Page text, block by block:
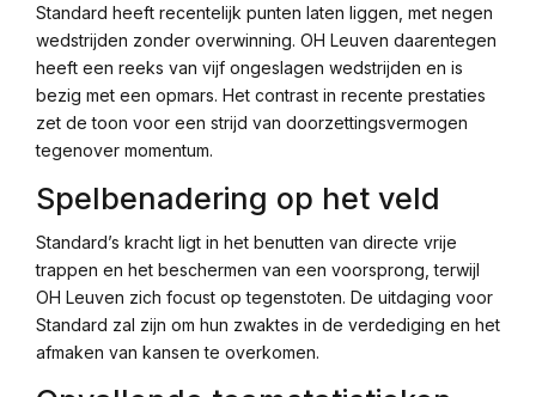
Standard heeft recentelijk punten laten liggen, met negen
wedstrijden zonder overwinning. OH Leuven daarentegen
heeft een reeks van vijf ongeslagen wedstrijden en is
bezig met een opmars. Het contrast in recente prestaties
zet de toon voor een strijd van doorzettingsvermogen
tegenover momentum.
Spelbenadering op het veld
Standard’s kracht ligt in het benutten van directe vrije
trappen en het beschermen van een voorsprong, terwijl
OH Leuven zich focust op tegenstoten. De uitdaging voor
Standard zal zijn om hun zwaktes in de verdediging en het
afmaken van kansen te overkomen.